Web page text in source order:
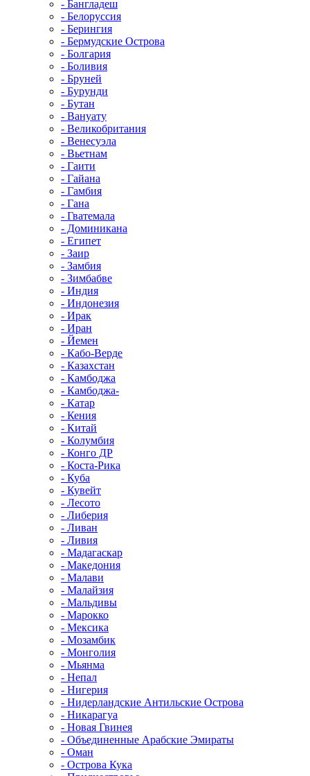
- Бангладеш
- Белоруссия
- Берингия
- Бермудские Острова
- Болгария
- Боливия
- Бруней
- Бурунди
- Бутан
- Вануату
- Великобритания
- Венесуэла
- Вьетнам
- Гаити
- Гайана
- Гамбия
- Гана
- Гватемала
- Доминикана
- Египет
- Заир
- Замбия
- Зимбабве
- Индия
- Индонезия
- Ирак
- Иран
- Йемен
- Кабо-Верде
- Казахстан
- Камбоджа
- Камбоджа-
- Катар
- Кения
- Китай
- Колумбия
- Конго ДР
- Коста-Рика
- Куба
- Кувейт
- Лесото
- Либерия
- Ливан
- Ливия
- Мадагаскар
- Македония
- Малави
- Малайзия
- Мальдивы
- Марокко
- Мексика
- Мозамбик
- Монголия
- Мьянма
- Непал
- Нигерия
- Нидерландские Антильские Острова
- Никарагуа
- Новая Гвинея
- Объединенные Арабские Эмираты
- Оман
- Острова Кука